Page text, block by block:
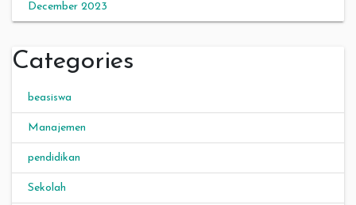
December 2023
Categories
beasiswa
Manajemen
pendidikan
Sekolah